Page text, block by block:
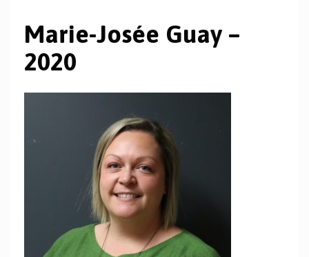
Marie-Josée Guay –
2020